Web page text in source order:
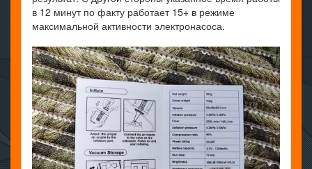
в 12 минут по факту работает 15+ в режиме
максимальной активности электронасоса.